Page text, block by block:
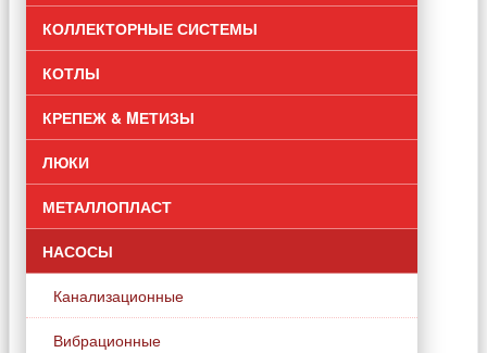
КОЛЛЕКТОРНЫЕ СИСТЕМЫ
КОТЛЫ
КРЕПЕЖ & MЕТИЗЫ
ЛЮКИ
МЕТАЛЛОПЛАСТ
НАСОСЫ
Канализационные
Вибрационные